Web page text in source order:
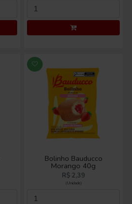
Bolinho Bauducco
Morango 40g
R$ 2,39
(Unidade)